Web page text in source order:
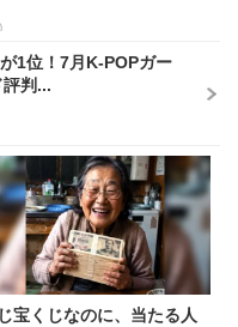
1位！7月K-POPガー
判...
宝くじなのに、当たる人